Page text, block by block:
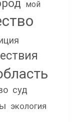
мой
суд
экология